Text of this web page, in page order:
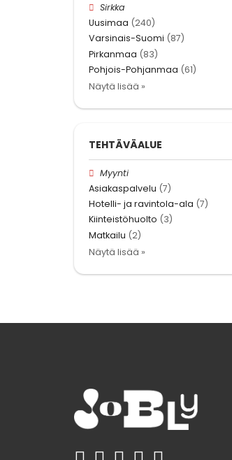
Sirkka
Uusimaa (240)
Varsinais-Suomi (87)
Pirkanmaa (83)
Pohjois-Pohjanmaa (61)
Näytä lisää »
TEHTÄVÄALUE
Myynti
Asiakaspalvelu (7)
Hotelli- ja ravintola-ala (7)
Kiinteistöhuolto (3)
Matkailu (2)
Näytä lisää »